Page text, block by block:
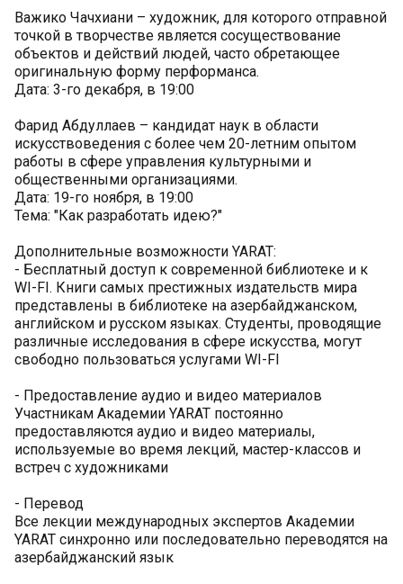
Важико Чачхиани – художник, для которого отправной
точкой в творчестве является сосуществование
объектов и действий людей, часто обретающее
оригинальную форму перформанса.
Дата: 3-го декабря, в 19:00
Фарид Абдуллаев – кандидат наук в области
искусствоведения с более чем 20-летним опытом
работы в сфере управления культурными и
общественными организациями.
Дата: 19-го ноября, в 19:00
Тема: "Как разработать идею?"
Дополнительные возможности YARAT:
- Бесплатный доступ к современной библиотеке и к
WI-FI. Книги самых престижных издательств мира
представлены в библиотеке на азербайджанском,
английском и русском языках. Студенты, проводящие
различные исследования в сфере искусства, могут
свободно пользоваться услугами WI-FI
- Предоставление аудио и видео материалов
Участникам Академии YARAT постоянно
предоставляются аудио и видео материалы,
используемые во время лекций, мастер-классов и
встреч с художниками
- Перевод
Все лекции международных экспертов Академии
YARAT синхронно или последовательно переводятся на
азербайджанский язык